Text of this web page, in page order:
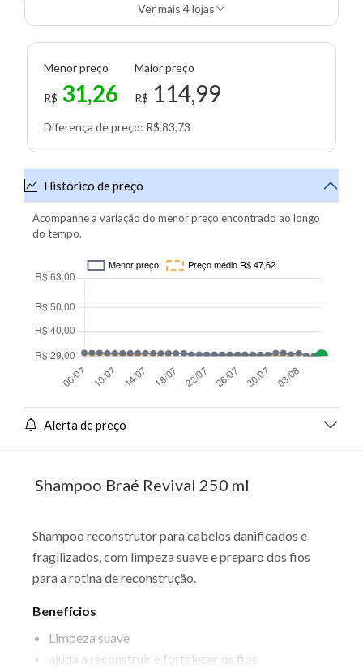
Ver mais 4 lojas
Menor preço
R$ 31,26
Maior preço
R$ 114,99
Diferença de preço: R$ 83,73
Histórico de preço
Acompanhe a variação do menor preço encontrado ao longo
do tempo.
Alerta de preço
Shampoo Braé Revival 250 ml
Shampoo reconstrutor para cabelos danificados e
fragilizados, com limpeza suave e preparo dos fios
para a rotina de reconstrução.
Benefícios
Limpeza suave
ajuda a reconstruir e fortalecer os fios